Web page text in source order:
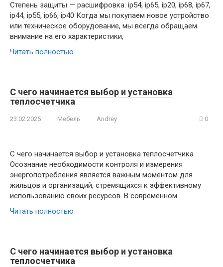
Степень защиты — расшифровка: ip54, ip65, ip20, ip68, ip67,
ip44, ip55, ip66, ip40 Когда мы покупаем новое устройство
или техническое оборудование, мы всегда обращаем
внимание на его характеристики,
Читать полностью
С чего начинается выбор и установка
теплосчетчика
23.02.2025 Мебель Andrey 0
С чего начинается выбор и установка теплосчетчика
Осознание необходимости контроля и измерения
энергопотребления является важным моментом для
жильцов и организаций, стремящихся к эффективному
использованию своих ресурсов. В современном
Читать полностью
С чего начинается выбор и установка
теплосчетчика